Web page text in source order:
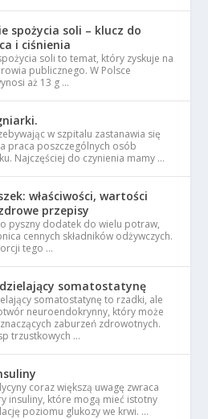
spożycia soli – klucz do
i ciśnienia
soli to temat, który zyskuje na
publicznego. W Polsce
aż 13 g …
w szpitalu zastanawia się
praca poszczególnych osób
Najczęściej do czynienia mamy …
właściwości, wartości
przepisy
pyszny dodatek do wielu potraw,
cennych składników odżywczych.
tego …
somatostatynę
somatostatynę to rzadki, ale
neuroendokrynny, który może
zaburzeń zdrowotnych.
trzustkowych …
coraz większą uwagę zwraca
insuliny, które mogą mieć istotny
poziomu glukozy we krwi. …